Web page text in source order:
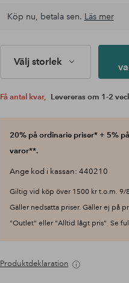
Köp nu, betala sen. Läs mer
Välj storlek
Få antal kvar, Levereras om 1-2
20% på ordinarie priser* + 5%
varor**.
Ange kod i kassan: 440210
Giltig vid köp över 1500 kr t.o.m. 9/
Gäller nedsatta priser. Gäller ej på
"Outlet" eller "Alltid lågt pris". Se
Produktdeklaration